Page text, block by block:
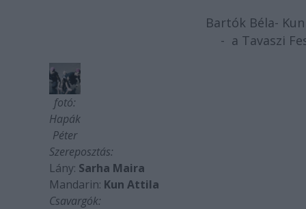
Bartók Béla-
- a Tavaszi
fotó:
Hapák
Péter
Szereposztás:
Lány: Sarha Maira
Mandarin: Kun Attila
Csavargók: